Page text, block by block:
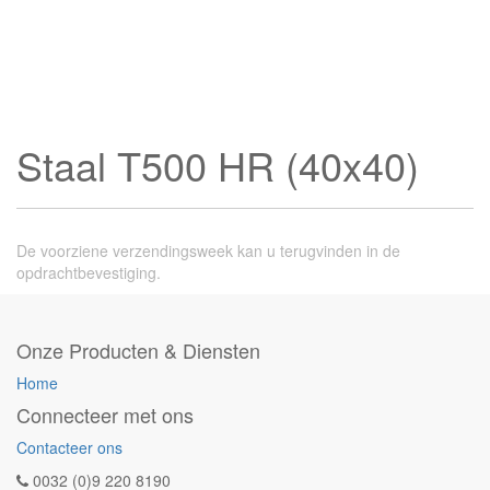
Staal T500 HR (40x40)
De voorziene verzendingsweek kan u terugvinden in de
opdrachtbevestiging.
Onze Producten & Diensten
Home
Connecteer met ons
Contacteer ons
0032 (0)9 220 8190